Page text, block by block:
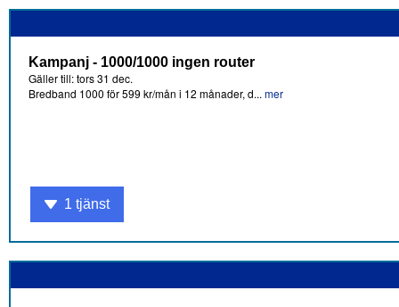
Kampanj - 1000/1000 ingen router
Gäller till: tors 31 dec.
Bredband 1000 för 599 kr/mån i 12 månader, d... mer
1 tjänst